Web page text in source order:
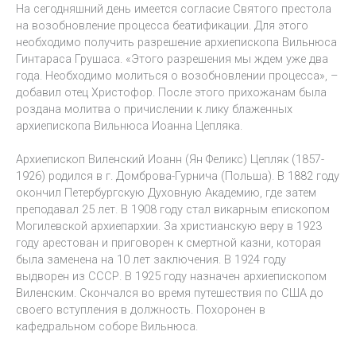
На сегодняшний день имеется согласие Святого престола
на возобновление процесса беатификации. Для этого
необходимо получить разрешение архиепископа Вильнюса
Гинтараса Грушаса. «Этого разрешения мы ждем уже два
года. Необходимо молиться о возобновлении процесса», –
добавил отец Христофор. После этого прихожанам была
роздана молитва о причислении к лику блаженных
архиепископа Вильнюса Иоанна Цепляка.
Архиепископ Виленский Иоанн (Ян Феликс) Цепляк (1857-
1926) родился в г. Домброва-Гурнича (Польша). В 1882 году
окончил Петербургскую Духовную Академию, где затем
преподавал 25 лет. В 1908 году стал викарным епископом
Могилевской архиепархии. За христианскую веру в 1923
году арестован и приговорен к смертной казни, которая
была заменена на 10 лет заключения. В 1924 году
выдворен из СССР. В 1925 году назначен архиепископом
Виленским. Скончался во время путешествия по США до
своего вступления в должность. Похоронен в
кафедральном соборе Вильнюса.